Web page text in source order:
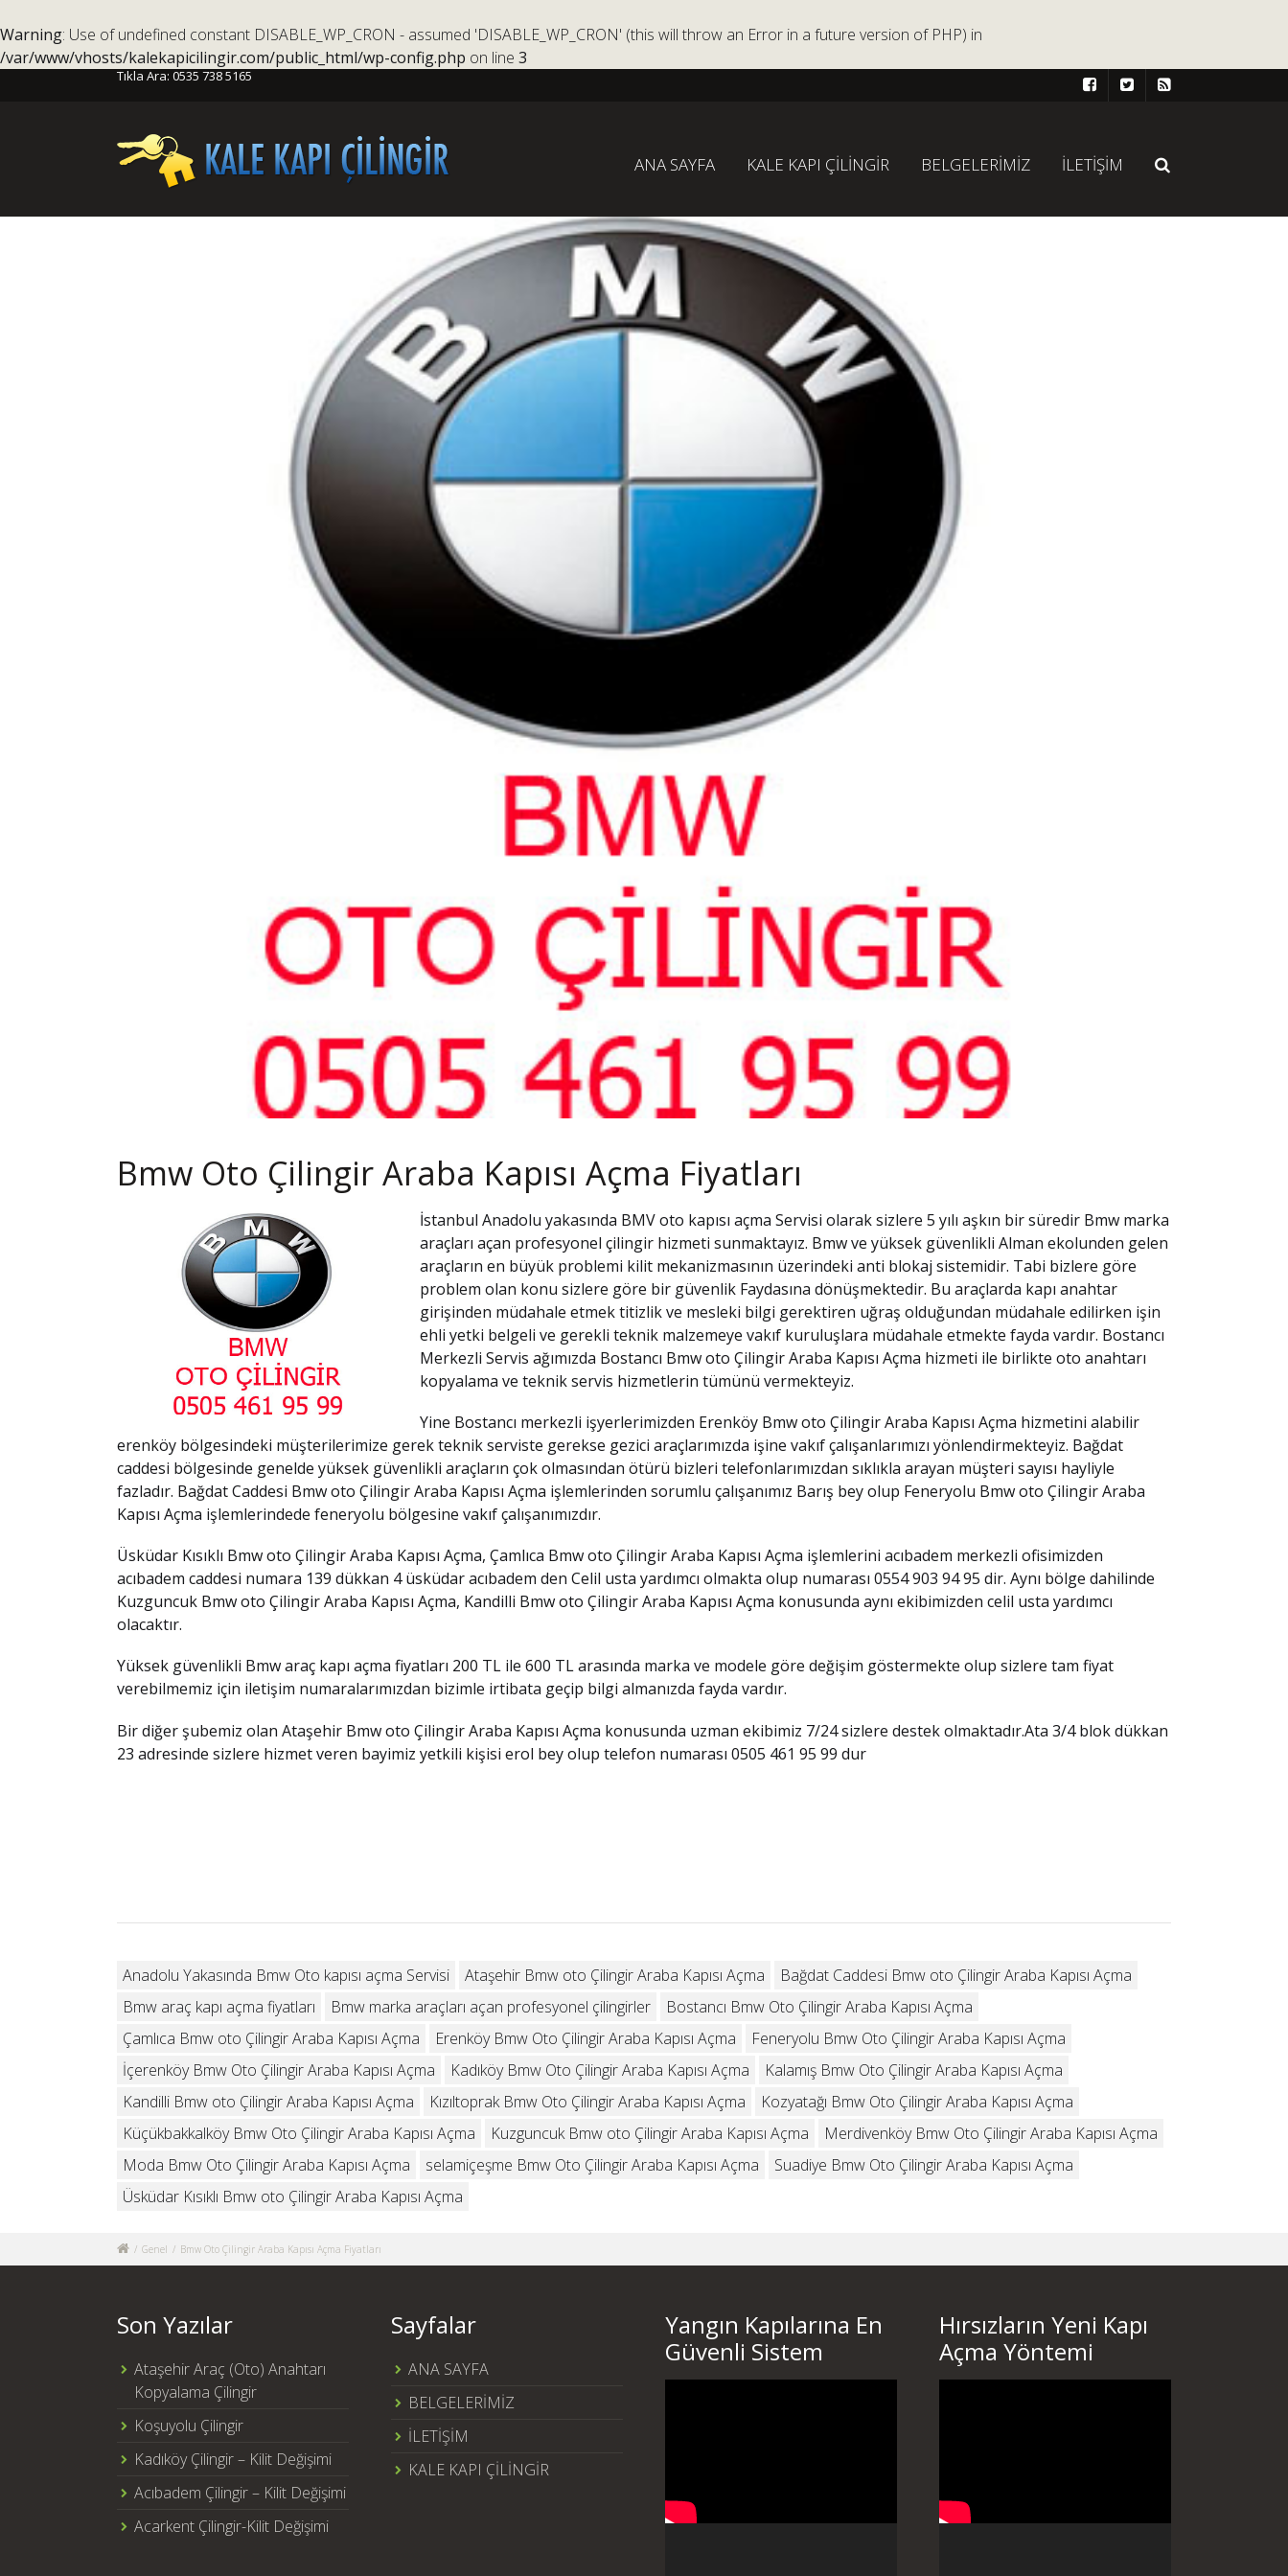
Warning: Use of undefined constant DISABLE_WP_CRON - assumed 'DISABLE_WP_CRON' (this will throw an Error in a future version of PHP) in
/var/www/vhosts/kalekapicilingir.com/public_html/wp-config.php on line 3
Tıkla Ara: 0535 738 5165
ANA SAYFA KALE KAPI ÇİLİNGİR BELGELERİMİZ İLETİŞİM
Bmw Oto Çilingir Araba Kapısı Açma Fiyatları
İstanbul Anadolu yakasında BMV oto kapısı açma Servisi olarak sizlere 5 yılı aşkın bir süredir Bmw marka
araçları açan profesyonel çilingir hizmeti sunmaktayız. Bmw ve yüksek güvenlikli Alman ekolunden gelen
araçların en büyük problemi kilit mekanizmasının üzerindeki anti blokaj sistemidir. Tabi bizlere göre
problem olan konu sizlere göre bir güvenlik Faydasına dönüşmektedir. Bu araçlarda kapı anahtar
girişinden müdahale etmek titizlik ve mesleki bilgi gerektiren uğraş olduğundan müdahale edilirken işin
ehli yetki belgeli ve gerekli teknik malzemeye vakıf kuruluşlara müdahale etmekte fayda vardır. Bostancı
Merkezli Servis ağımızda Bostancı Bmw oto Çilingir Araba Kapısı Açma hizmeti ile birlikte oto anahtarı
kopyalama ve teknik servis hizmetlerin tümünü vermekteyiz.
Yine Bostancı merkezli işyerlerimizden Erenköy Bmw oto Çilingir Araba Kapısı Açma hizmetini alabilir
erenköy bölgesindeki müşterilerimize gerek teknik serviste gerekse gezici araçlarımızda işine vakıf çalışanlarımızı yönlendirmekteyiz. Bağdat
caddesi bölgesinde genelde yüksek güvenlikli araçların çok olmasından ötürü bizleri telefonlarımızdan sıklıkla arayan müşteri sayısı hayliyle
fazladır. Bağdat Caddesi Bmw oto Çilingir Araba Kapısı Açma işlemlerinden sorumlu çalışanımız Barış bey olup Feneryolu Bmw oto Çilingir Araba
Kapısı Açma işlemlerindede feneryolu bölgesine vakıf çalışanımızdır.
Üsküdar Kısıklı Bmw oto Çilingir Araba Kapısı Açma, Çamlıca Bmw oto Çilingir Araba Kapısı Açma işlemlerini acıbadem merkezli ofisimizden
acıbadem caddesi numara 139 dükkan 4 üsküdar acıbadem den Celil usta yardımcı olmakta olup numarası 0554 903 94 95 dir. Aynı bölge dahilinde
Kuzguncuk Bmw oto Çilingir Araba Kapısı Açma, Kandilli Bmw oto Çilingir Araba Kapısı Açma konusunda aynı ekibimizden celil usta yardımcı
olacaktır.
Yüksek güvenlikli Bmw araç kapı açma fiyatları 200 TL ile 600 TL arasında marka ve modele göre değişim göstermekte olup sizlere tam fiyat
verebilmemiz için iletişim numaralarımızdan bizimle irtibata geçip bilgi almanızda fayda vardır.
Bir diğer şubemiz olan Ataşehir Bmw oto Çilingir Araba Kapısı Açma konusunda uzman ekibimiz 7/24 sizlere destek olmaktadır.Ata 3/4 blok dükkan
23 adresinde sizlere hizmet veren bayimiz yetkili kişisi erol bey olup telefon numarası 0505 461 95 99 dur
Anadolu Yakasında Bmw Oto kapısı açma Servisi Ataşehir Bmw oto Çilingir Araba Kapısı Açma
Bağdat Caddesi Bmw oto Çilingir Araba Kapısı Açma
Bmw araç kapı açma fiyatları
Bmw marka araçları açan profesyonel çilingirler
Bostancı Bmw Oto Çilingir Araba Kapısı Açma
Çamlıca Bmw oto Çilingir Araba Kapısı Açma
Erenköy Bmw Oto Çilingir Araba Kapısı Açma
Feneryolu Bmw Oto Çilingir Araba Kapısı Açma
İçerenköy Bmw Oto Çilingir Araba Kapısı Açma
Kadıköy Bmw Oto Çilingir Araba Kapısı Açma
Kalamış Bmw Oto Çilingir Araba Kapısı Açma
Kandilli Bmw oto Çilingir Araba Kapısı Açma
Kızıltoprak Bmw Oto Çilingir Araba Kapısı Açma
Kozyatağı Bmw Oto Çilingir Araba Kapısı Açma
Küçükbakkalköy Bmw Oto Çilingir Araba Kapısı Açma
Kuzguncuk Bmw oto Çilingir Araba Kapısı Açma
Merdivenköy Bmw Oto Çilingir Araba Kapısı Açma
Moda Bmw Oto Çilingir Araba Kapısı Açma
selamiçeşme Bmw Oto Çilingir Araba Kapısı Açma
Suadiye Bmw Oto Çilingir Araba Kapısı Açma
Üsküdar Kısıklı Bmw oto Çilingir Araba Kapısı Açma
/ Genel / Bmw Oto Çilingir Araba Kapısı Açma Fiyatları
Son Yazılar
Ataşehir Araç (Oto) Anahtarı
Kopyalama Çilingir
Koşuyolu Çilingir
Kadıköy Çilingir – Kilit Değişimi
Acıbadem Çilingir – Kilit Değişimi
Acarkent Çilingir-Kilit Değişimi
Sayfalar
ANA SAYFA
BELGELERİMİZ
İLETİŞİM
KALE KAPI ÇİLİNGİR
Yangın Kapılarına En
Güvenli Sistem
Hırsızların Yeni Kapı
Açma Yöntemi